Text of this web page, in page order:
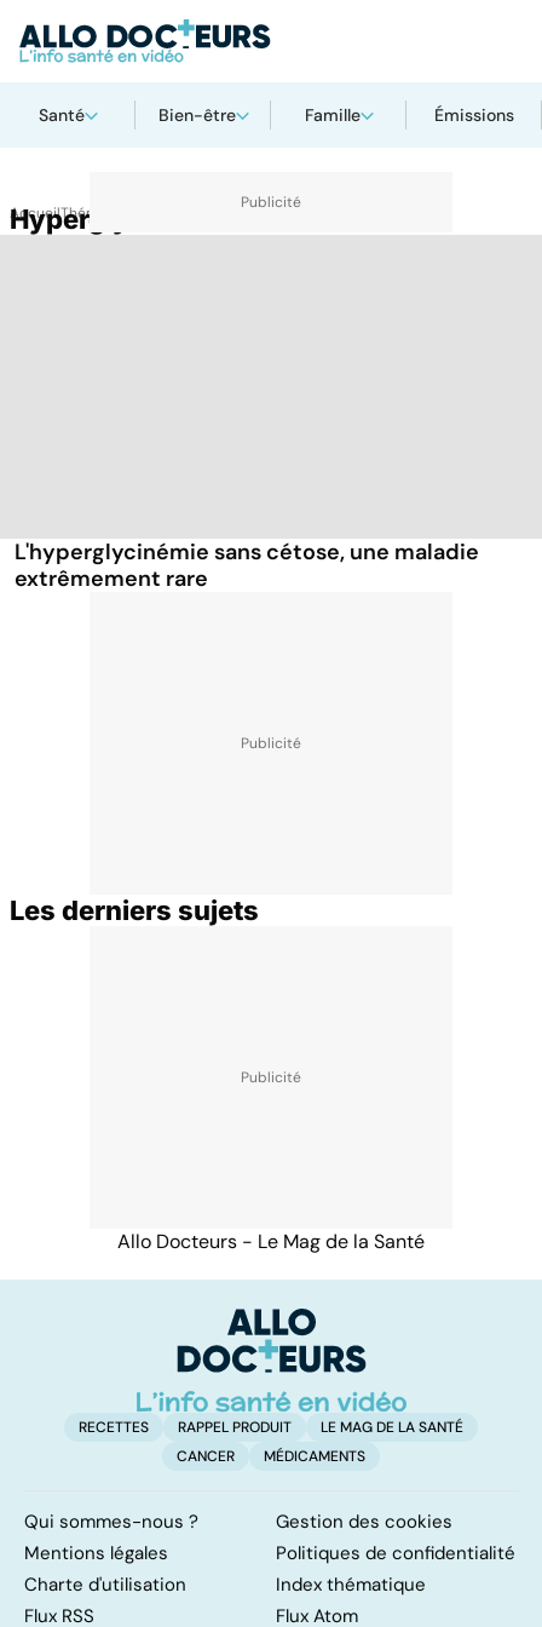
Santé Bien-être Famille Émissions
AccueilThématiques
Hyperglycinémie sans cétose
L'hyperglycinémie sans cétose, une maladie
extrêmement rare
Les derniers sujets
Allo Docteurs - Le Mag de la Santé
RECETTES RAPPEL PRODUIT
LE MAG DE LA SANTÉ
CANCER
MÉDICAMENTS
Qui sommes-nous ?
Gestion des cookies
Mentions légales
Politiques de confidentialité
Charte d'utilisation
Index thématique
Flux RSS
Flux Atom